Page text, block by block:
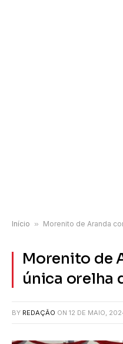
Início » Morenito de Aranda
Morenito de
única orelha
BY REDAÇÃO ON 12 DE MAIO,